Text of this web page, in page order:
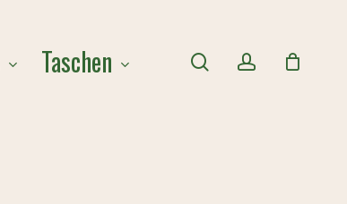
Taschen searchaccount
Cart